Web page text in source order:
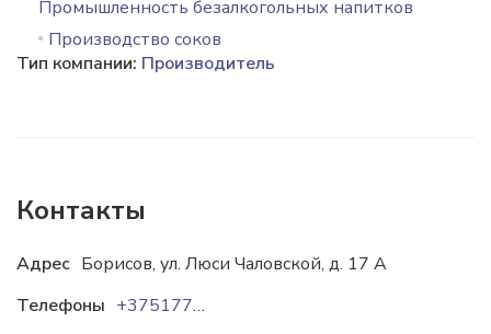
Промышленность безалкогольных напитков
Производство соков
Тип компании: Производитель
Контакты
Адрес Борисов, ул. Люси Чаловской, д. 17 А
Телефоны
+37517773-22-26